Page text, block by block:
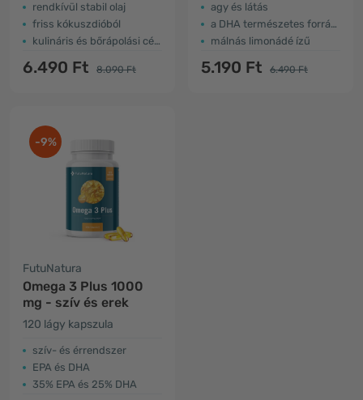
rendkívül stabil olaj
friss kókuszdióból
kulináris és bőrápolási célokra
6.490 Ft 8.090 Ft
agy és látás
a DHA természetes forrása
málnás limonádé ízű
5.190 Ft 6.490 Ft
-9%
FutuNatura
Omega 3 Plus 1000
mg - szív és erek
120 lágy kapszula
szív- és érrendszer
EPA és DHA
35% EPA és 25% DHA